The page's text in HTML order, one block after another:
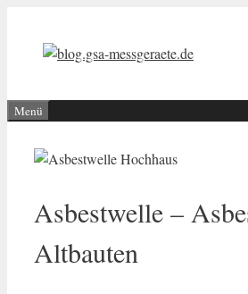
springen
Menü
Asbestwelle –
Altbauten